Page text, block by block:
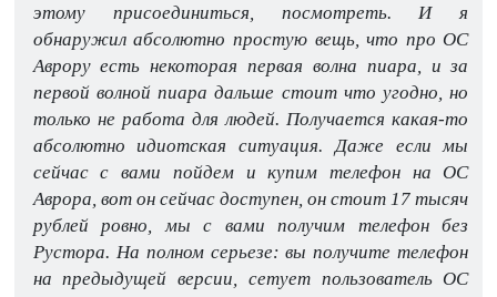
этому присоединиться, посмотреть. И я
обнаружил абсолютно простую вещь, что про ОС
Аврору есть некоторая первая волна пиара, и за
первой волной пиара дальше стоит что угодно, но
только не работа для людей. Получается какая-то
абсолютно идиотская ситуация. Даже если мы
сейчас с вами пойдем и купим телефон на ОС
Аврора, вот он сейчас доступен, он стоит 17 тысяч
рублей ровно, мы с вами получим телефон без
Рустора. На полном серьезе: вы получите телефон
на предыдущей версии, сетует пользователь ОС